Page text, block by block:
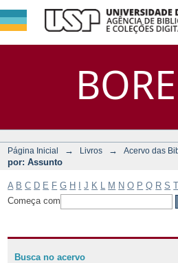
BORE
Filtrar
Assunto
DSpace/Manakin
Página Inicial → Livros → Acervo das
por: Assunto
A B C D E F G H J K M N O P Q R S T
Começa com
Busca no acervo